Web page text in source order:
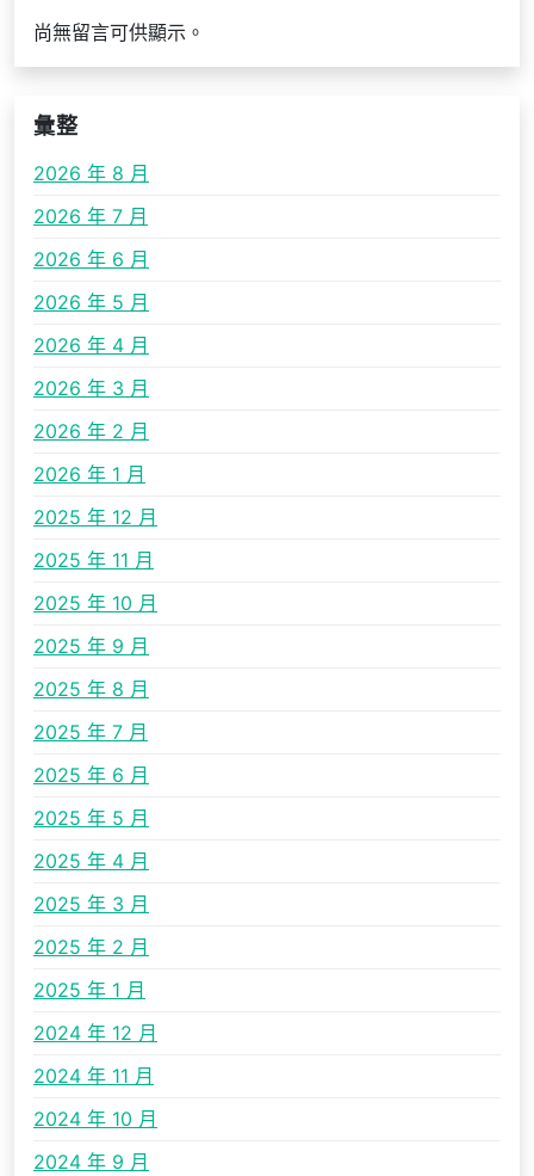
尚無留言可供顯示。
彙整
2026 年 8 月
2026 年 7 月
2026 年 6 月
2026 年 5 月
2026 年 4 月
2026 年 3 月
2026 年 2 月
2026 年 1 月
2025 年 12 月
2025 年 11 月
2025 年 10 月
2025 年 9 月
2025 年 8 月
2025 年 7 月
2025 年 6 月
2025 年 5 月
2025 年 4 月
2025 年 3 月
2025 年 2 月
2025 年 1 月
2024 年 12 月
2024 年 11 月
2024 年 10 月
2024 年 9 月